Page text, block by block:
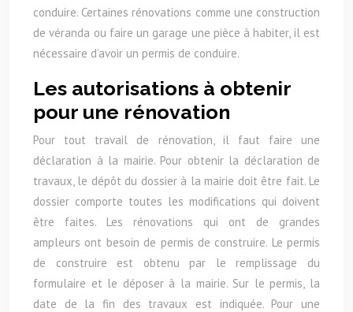
conduire. Certaines rénovations comme une construction
de véranda ou faire un garage une pièce à habiter, il est
nécessaire d’avoir un permis de conduire.
Les autorisations à obtenir
pour une rénovation
Pour tout travail de rénovation, il faut faire une
déclaration à la mairie. Pour obtenir la déclaration de
travaux, le dépôt du dossier à la mairie doit être fait. Le
dossier comporte toutes les modifications qui doivent
être faites. Les rénovations qui ont de grandes
ampleurs ont besoin de permis de construire. Le permis
de construire est obtenu par le remplissage du
formulaire et le déposer à la mairie. Sur le permis, la
date de la fin des travaux est indiquée. Pour une